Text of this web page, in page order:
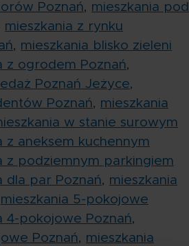
Poznań, mieszkania pod
mieszkania z rynku
, mieszkania blisko zieleni
z ogrodem Poznań,
Poznań Jeżyce,
Poznań, mieszkania
w stanie surowym
z aneksem kuchennym
z podziemnym parkingiem
dla par Poznań, mieszkania
mieszkania 5-pokojowe
4-pokojowe Poznań,
Poznań, mieszkania